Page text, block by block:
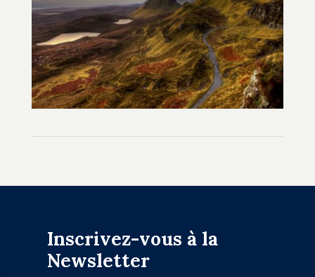
Inscrivez-vous à la
Newsletter